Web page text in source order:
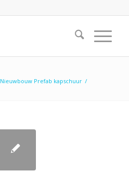
Nieuwbouw Prefab kapschuur /